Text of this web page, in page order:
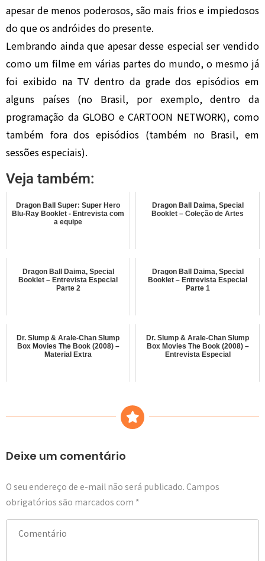
apesar de menos poderosos, são mais frios e impiedosos
do que os andróides do presente.
Lembrando ainda que apesar desse especial ser vendido
como um filme em várias partes do mundo, o mesmo já
foi exibido na TV dentro da grade dos episódios em
alguns países (no Brasil, por exemplo, dentro da
programação da GLOBO e CARTOON NETWORK), como
também fora dos episódios (também no Brasil, em
sessões especiais).
Veja também:
Dragon Ball Super: Super Hero
Blu-Ray Booklet - Entrevista com
a equipe
Dragon Ball Daima, Special
Booklet – Coleção de Artes
Dragon Ball Daima, Special
Booklet – Entrevista Especial
Parte 2
Dragon Ball Daima, Special
Booklet – Entrevista Especial
Parte 1
Dr. Slump & Arale-Chan Slump
Box Movies The Book (2008) –
Material Extra
Dr. Slump & Arale-Chan Slump
Box Movies The Book (2008) –
Entrevista Especial
Deixe um comentário
O seu endereço de e-mail não será publicado. Campos
obrigatórios são marcados com *